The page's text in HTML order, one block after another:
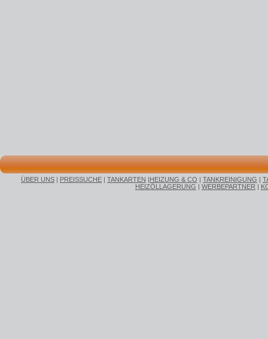
ÜBER UNS | PREISSUCHE | TANKARTEN |HEIZUNG & CO | TANKREINIGUNG |
HEIZÖLLAGERUNG | WERBEPARTNER |